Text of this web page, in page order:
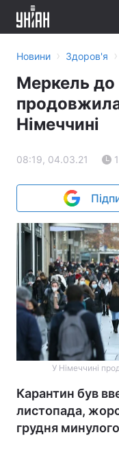
Новини › Здоров'я ›
Меркель до
Німеччині
08:19, 04.03.21
У Німеччині
Карантин був
листопада,
грудня